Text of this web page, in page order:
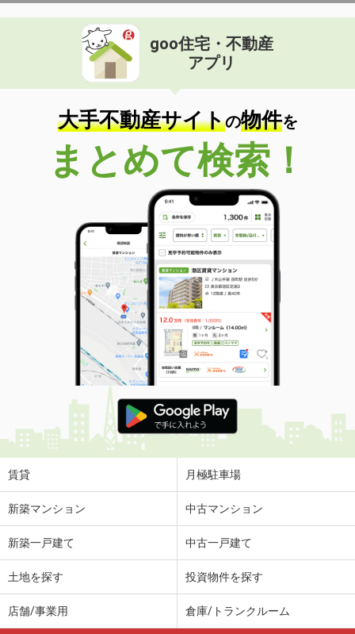
goo住宅・不動産
アプリ
大手不動産サイトの物件を
まとめて検索！
賃貸 月極駐車場
新築マンション 中古マンション
新築一戸建て 中古一戸建て
土地を探す 投資物件を探す
店舗/事業用 倉庫/トランクルーム